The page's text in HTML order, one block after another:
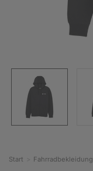
Start Fahrradbekleidung